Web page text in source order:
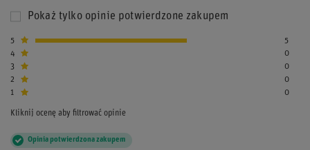
Pokaż tylko opinie potwierdzone zakupem
5
5
4
0
3
0
2
0
1
0
Kliknij ocenę aby filtrować opinie
Opinia potwierdzona zakupem